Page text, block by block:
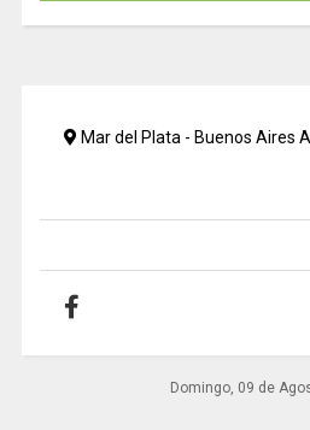
Mar del Plata - Buenos Aires
Domingo, 09 de